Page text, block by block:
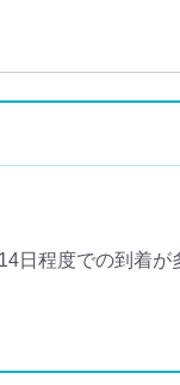
日程度での到着が